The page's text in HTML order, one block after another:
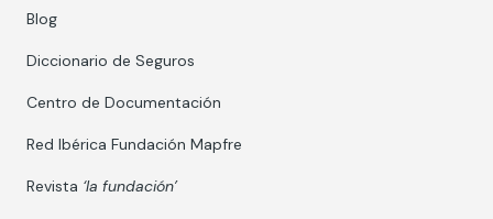
Blog
Diccionario de Seguros
Centro de Documentación
Red Ibérica Fundación Mapfre
Revista ‘la fundación’